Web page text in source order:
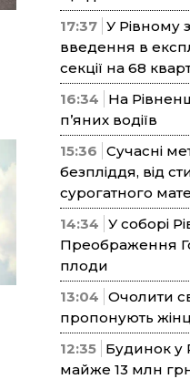
17:37 У Рівному
введення в
секції на 68
16:34
На
п’яних водіїв
15:36 Сучасні
безпліддя, від
сурогатного
14:34 У соборі
Преображення
плоди
13:04 Очолити
пропонують
12:35 Будинок у
майже 13 млн